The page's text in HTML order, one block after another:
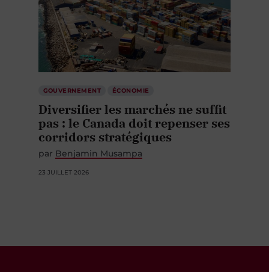
GOUVERNEMENT ÉCONOMIE
Diversifier les marchés ne suffit
pas : le Canada doit repenser ses
corridors stratégiques
par Benjamin Musampa
23 JUILLET 2026